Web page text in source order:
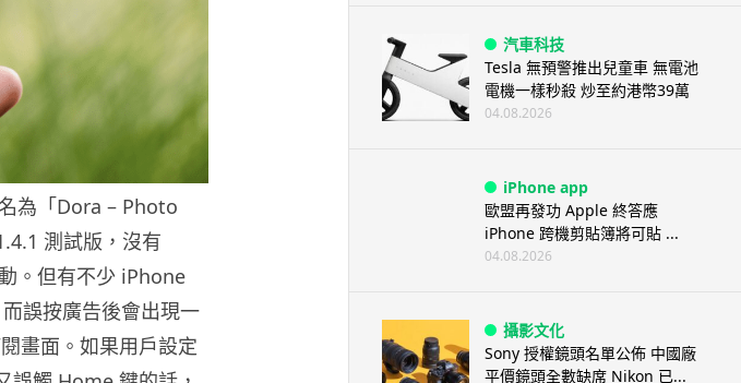
為「Dora – Photo
測試版，沒有
。但有不少 iPhone
誤按廣告後會出現一
畫面。如果用戶設定
汽車科技
Tesla 無預警推出兒童車 無電池
電機一樣秒殺 炒至約港幣39萬
04.08.2026
iPhone app
歐盟再發功 Apple 終答應
iPhone 跨機剪貼簿將可貼 ...
04.08.2026
攝影文化
Sony 授權鏡頭名單公佈 中國廠
平價鏡頭全數缺席 Nikon 已...